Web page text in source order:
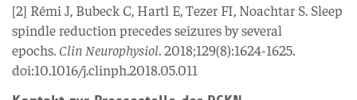
[2] Rémi J, Bubeck C, Hartl E, Tezer FI, Noachtar S. Sleep
spindle reduction precedes seizures by several
epochs.Clin Neurophysiol. 2018;129(8):1624-1625.
doi:10.1016/j.clinph.2018.05.011